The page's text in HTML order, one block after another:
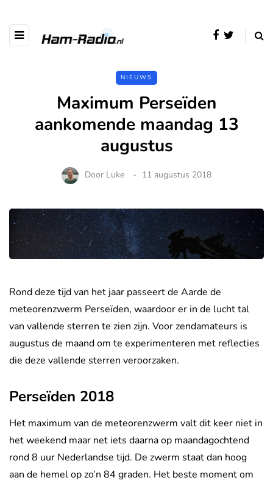
NIEUWS
Maximum Perseïden
aankomende maandag 13
augustus
Door Luke 11 augustus 2018
Rond deze tijd van het jaar passeert de Aarde de
meteorenzwerm Perseïden, waardoor er in de lucht tal
van vallende sterren te zien zijn. Voor zendamateurs is
augustus de maand om te experimenteren met reflecties
die deze vallende sterren veroorzaken.
Perseïden 2018
Het maximum van de meteorenzwerm valt dit keer niet in
het weekend maar net iets daarna op maandagochtend
rond 8 uur Nederlandse tijd. De zwerm staat dan hoog
aan de hemel op zo’n 84 graden. Het beste moment om